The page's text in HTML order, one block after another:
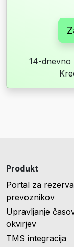
14-dnevno
Produkt
Portal za
prevoznikov
Upravljanje
okvirjev
TMS integracija